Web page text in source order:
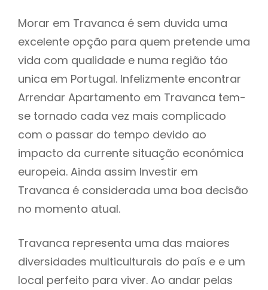
Morar em Travanca é sem duvida uma
excelente opção para quem pretende uma
vida com qualidade e numa região táo
unica em Portugal. Infelizmente encontrar
Arrendar Apartamento em Travanca tem-
se tornado cada vez mais complicado
com o passar do tempo devido ao
impacto da currente situação económica
europeia. Ainda assim Investir em
Travanca é considerada uma boa decisão
no momento atual.
Travanca representa uma das maiores
diversidades multiculturais do país e e um
local perfeito para viver. Ao andar pelas